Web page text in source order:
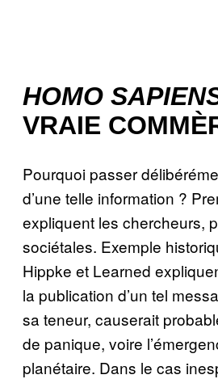
HOMO
VRAIE
Pourquoi passer
d’une telle information ?
expliquent les chercheurs,
sociétales. Exemple
Hippke et Learned
la publication d’un tel
sa teneur, causerait
de panique, voire
planétaire. Dans le cas